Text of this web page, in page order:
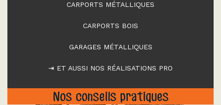
CARPORTS MÉTALLIQUES
CARPORTS BOIS
GARAGES MÉTALLIQUES
⇥ ET AUSSI NOS RÉALISATIONS PRO
Nos conseils pratiques